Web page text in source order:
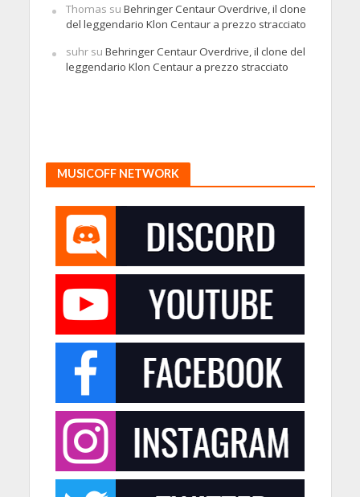
Thomas su Behringer Centaur Overdrive, il clone
del leggendario Klon Centaur a prezzo stracciato
suhrsu Behringer Centaur Overdrive, il clone del
leggendario Klon Centaur a prezzo stracciato
MUSICOFF NETWORK